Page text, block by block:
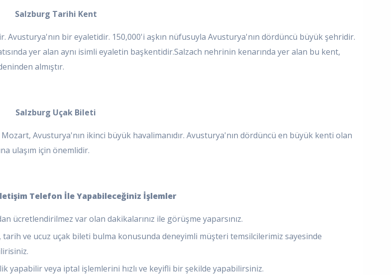
Salzburg Tarihi Kent
bir eyaletidir. 150,000'i aşkın nüfusuyla Avusturya'nın dördüncü büyük şehridir.
yer alan aynı isimli eyaletin başkentidir.Salzach nehrinin kenarında yer alan bu kent,
almıştır.
Salzburg Uçak Bileti
Avusturya'nın ikinci büyük havalimanıdır. Avusturya'nın dördüncü en büyük kenti olan
ulaşım için önemlidir.
Telefon İle Yapabileceğiniz İşlemler
ücretlendirilmez var olan dakikalarınız ile görüşme yaparsınız.
tarih ve ucuz uçak bileti bulma konusunda deneyimli müşteri temsilcilerimiz sayesinde
yapabilir veya iptal işlemlerini hızlı ve keyifli bir şekilde yapabilirsiniz.